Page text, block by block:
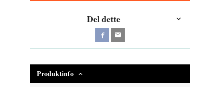
Del dette
Produktinfo